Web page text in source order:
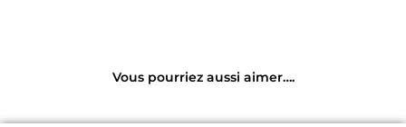
Vous pourriez aussi aimer….